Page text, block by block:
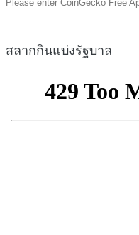
Please enter CoinGecko Free
สลากกินแบ่งรัฐบาล